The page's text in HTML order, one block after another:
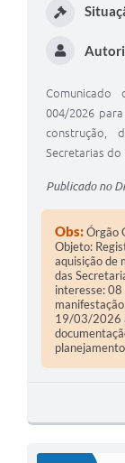
004/2026
construção,
Secretarias do
Publicado no
Obs:Órgão
Objeto:
aquisição de
das
interesse: 08
19/03/2026